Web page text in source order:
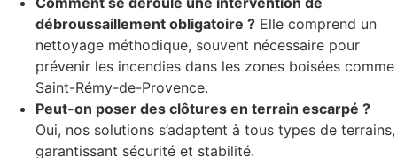
débroussaillement obligatoire ? Elle comprend un
nettoyage méthodique, souvent nécessaire pour
prévenir les incendies dans les zones boisées comme
Saint-Rémy-de-Provence.
Peut-on poser des clôtures en terrain escarpé ?
Oui, nos solutions s’adaptent à tous types de terrains,
garantissant sécurité et stabilité.